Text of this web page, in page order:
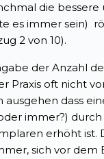
die bessere
es immer sein)
2 von 10).
der Anzahl
Praxis oft nicht
ausgehen dass
immer?)
erhöht ist.
sich vor dem